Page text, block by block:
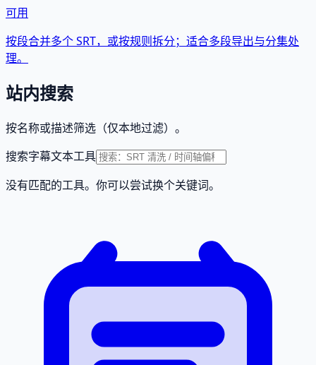
可用
按段合并多个 SRT，或按规则拆分；适合多段导出与分集处
理。
站内搜索
按名称或描述筛选（仅本地过滤）。
搜索字幕文本工具
没有匹配的工具。你可以尝试换个关键词。